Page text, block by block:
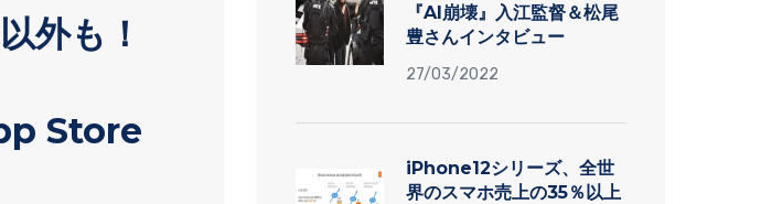
外も！
Store
『AI崩壊』入江監督＆松尾
豊さんインタビュー
27/03/2022
iPhone12シリーズ、全世
界のスマホ売上の35％以上